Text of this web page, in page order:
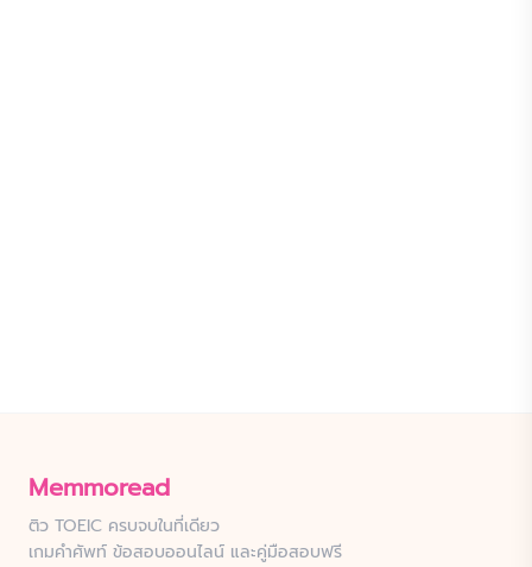
Memmoread
ติว TOEIC ครบจบในที่เดียว
เกมคำศัพท์ ข้อสอบออนไลน์ และคู่มือสอบฟรี